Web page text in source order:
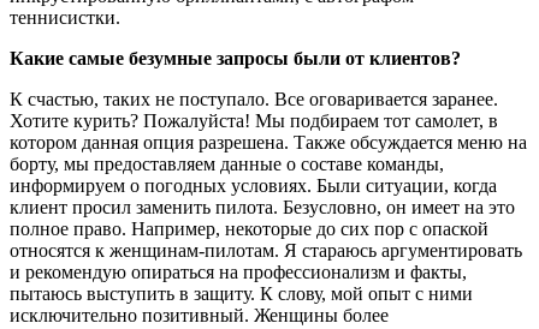
теннисистки.
Какие самые безумные запросы были от клиентов?
К счастью, таких не поступало. Все оговаривается заранее.
Хотите курить? Пожалуйста! Мы подбираем тот самолет, в
котором данная опция разрешена. Также обсуждается меню на
борту, мы предоставляем данные о составе команды,
информируем о погодных условиях. Были ситуации, когда
клиент просил заменить пилота. Безусловно, он имеет на это
полное право. Например, некоторые до сих пор с опаской
относятся к женщинам-пилотам. Я стараюсь аргументировать
и рекомендую опираться на профессионализм и факты,
пытаюсь выступить в защиту. К слову, мой опыт с ними
исключительно позитивный. Женщины более